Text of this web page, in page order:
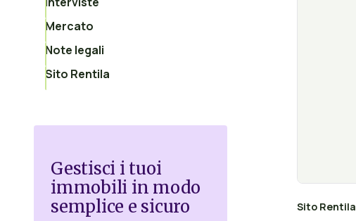
Mercato
Note legali
Sito Rentila
Gestisci i tuoi
immobili in modo
semplice e sicuro
Sito Rentila